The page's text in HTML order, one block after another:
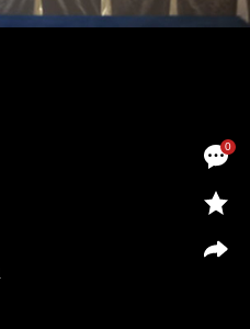
0